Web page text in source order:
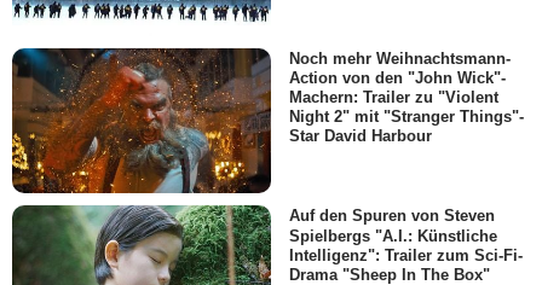
Noch mehr Weihnachtsmann-
Action von den "John Wick"-
Machern: Trailer zu "Violent
Night 2" mit "Stranger Things"-
Star David Harbour
Auf den Spuren von Steven
Spielbergs "A.I.: Künstliche
Intelligenz": Trailer zum Sci-Fi-
Drama "Sheep In The Box"